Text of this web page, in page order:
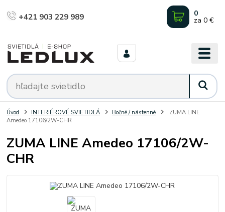
+421 903 229 989 0
za 0 €
Úvod INTERIÉROVÉ SVIETIDLÁ Bočné / nástenné
ZUMA LINE
Amedeo 17106/2W-CHR
ZUMA LINE Amedeo 17106/2W-
CHR